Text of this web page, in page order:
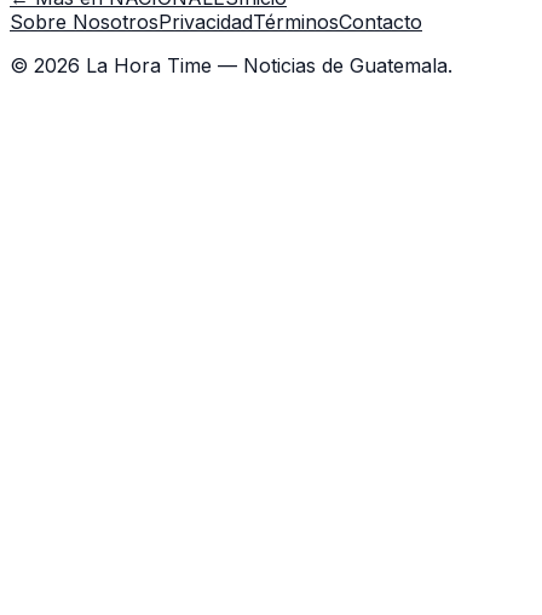
Sobre NosotrosPrivacidadTérminosContacto
© 2026 La Hora Time — Noticias de Guatemala.